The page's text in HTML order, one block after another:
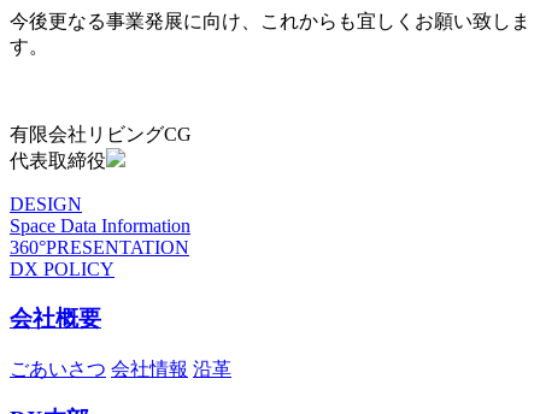
今後更なる事業発展に向け、これからも宜しくお願い致しま
す。
有限会社リビングCG
代表取締役
DESIGN
Space Data Information
360°PRESENTATION
DX POLICY
会社概要
ごあいさつ 会社情報 沿革